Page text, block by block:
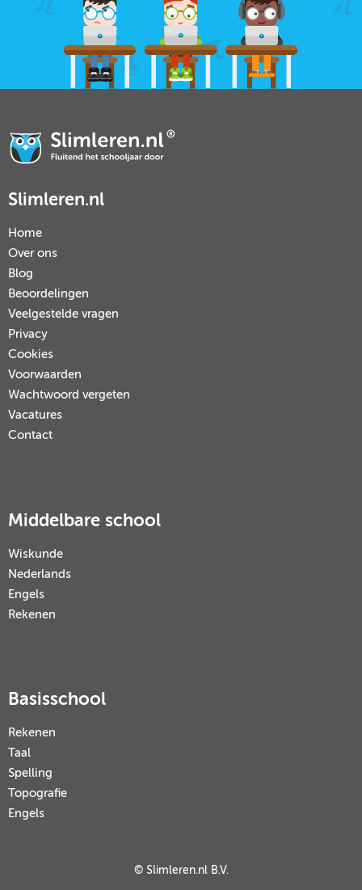
Slimleren.nl
Home
Over ons
Blog
Beoordelingen
Veelgestelde vragen
Privacy
Cookies
Voorwaarden
Wachtwoord vergeten
Vacatures
Contact
Middelbare school
Wiskunde
Nederlands
Engels
Rekenen
Basisschool
Rekenen
Taal
Spelling
Topografie
Engels
© Slimleren.nl B.V.